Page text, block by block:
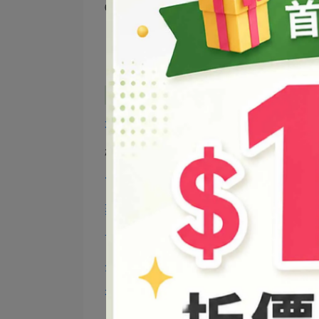
⓶ 加熱溶開，確認溶開後再加入剩餘的水
待降溫後再加入第一階段的萃取精油即
城乙500ml罐子
柳丁皮 ----------------- 約6顆 (柚子皮約4顆)
75%酒精 --------------- 適量
蒸餾水 ------------------ 6分瓶
甘油 -------------------- 0.5分瓶
全效清潔用品增稠劑---- 1瓶蓋
葡萄糖起泡劑 ----------- 1分瓶